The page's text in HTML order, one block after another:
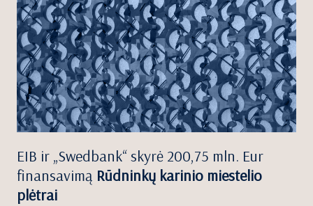
EIB ir „Swedbank“ skyrė 200,75 mln. Eur
finansavimą Rūdninkų karinio miestelio
plėtrai